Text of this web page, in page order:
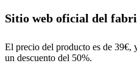
Sitio web oficial del
El precio del producto es de 39€,
un descuento del 50%.